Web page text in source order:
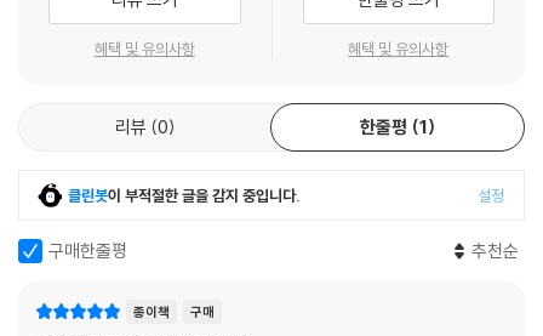
기 때문에 각 관계에서 내린 선택은 그 자체로 감정적 보상을 얻게 해준다.
또한 사랑은 그 대상을 위한 행동으로 이어지기에 아이들을 위한 행동을
---「3장. 가정에서 사랑하는 법을 배우라」중에서
혜택 및 유의사항 혜택 및 유의사항
리뷰 0 한줄평 1
클린봇이 부적절한 글을 감지 중입니다. 설정
구매한줄평 추천순
종이책 구매